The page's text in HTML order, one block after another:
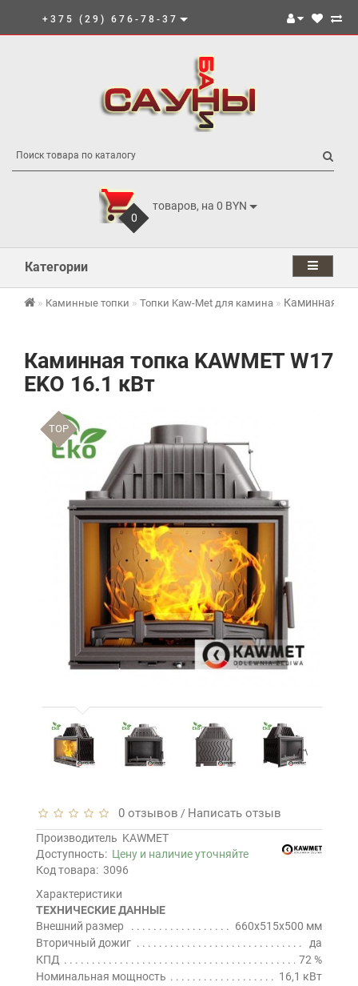
+375 (29) 676-78-37
0
товаров, на 0 BYN
Категории
Каминные топки Топки Kaw-Met для камина Каминная
Каминная топка KAWMET W17
EKO 16.1 кВт
TOP
0 отзывов / Написать отзыв
Производитель KAWMET
Доступность: Цену и наличие уточняйте
Код товара: 3096
Характеристики
ТЕХНИЧЕСКИЕ ДАННЫЕ
Внешний размер
660x515x500 мм
Вторичный дожиг
да
КПД
72 %
Номинальная мощность
16,1 кВт